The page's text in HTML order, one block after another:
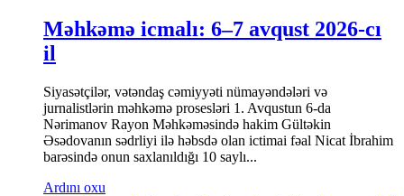
Məhkəmə icmalı: 6–7 avqust 2026-cı
il
Siyasətçilər, vətəndaş cəmiyyəti nümayəndələri və
jurnalistlərin məhkəmə prosesləri 1. Avqustun 6-da
Nərimanov Rayon Məhkəməsində hakim Gültəkin
Əsədovanın sədrliyi ilə həbsdə olan ictimai fəal Nicat İbrahim
barəsində onun saxlanıldığı 10 saylı...
Ardını oxu